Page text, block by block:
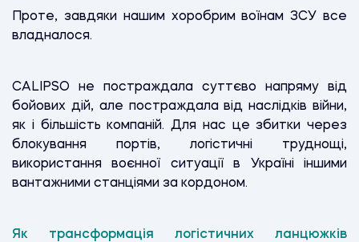
Проте, завдяки нашим хоробрим воїнам ЗСУ все
владналося.
CALIPSO не постраждала суттєво напряму від
бойових дій, але постраждала від наслідків війни,
як і більшість компаній. Для нас це збитки через
блокування портів, логістичні труднощі,
використання воєнної ситуації в Україні іншими
вантажними станціями за кордоном.
Як трансформація логістичних ланцюжків